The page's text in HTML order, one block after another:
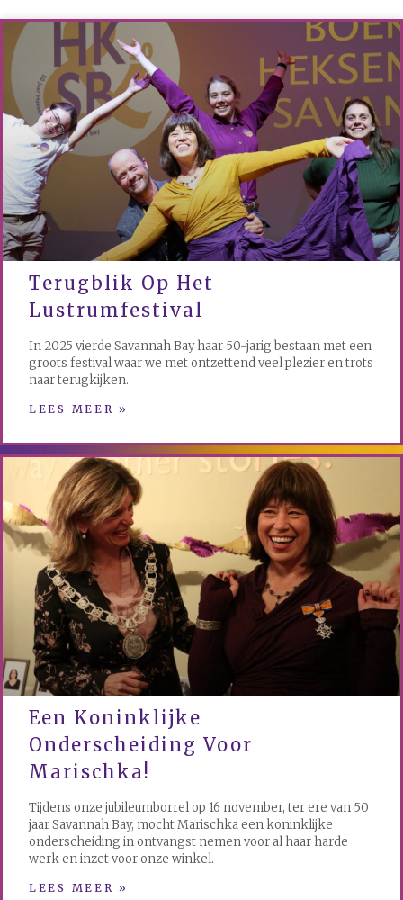
Terugblik Op Het
Lustrumfestival
In 2025 vierde Savannah Bay haar 50-jarig bestaan met een
groots festival waar we met ontzettend veel plezier en trots
naar terugkijken.
LEES MEER »
Een Koninklijke
Onderscheiding Voor
Marischka!
Tijdens onze jubileumborrel op 16 november, ter ere van 50
jaar Savannah Bay, mocht Marischka een koninklijke
onderscheiding in ontvangst nemen voor al haar harde
werk en inzet voor onze winkel.
LEES MEER »